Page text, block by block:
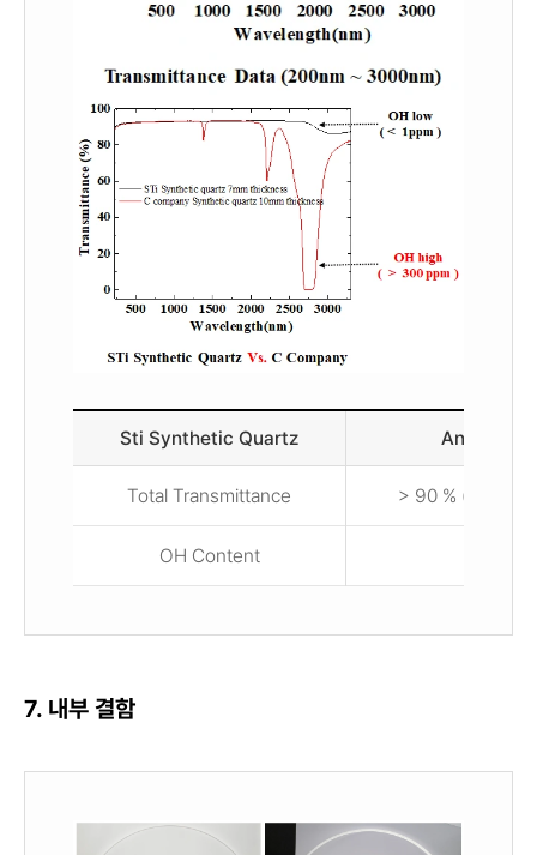
Sti Synthetic Quartz Analysis
Total Transmittance > 90 % (200nm
OH Content
7. 내부 결함